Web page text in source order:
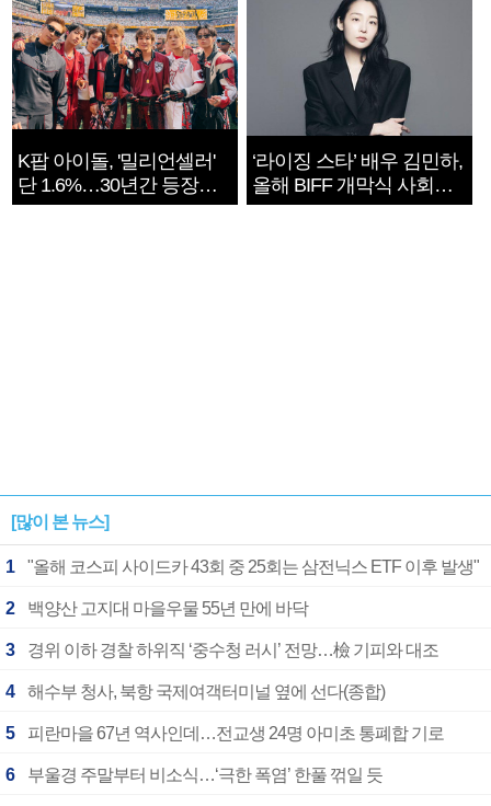
K팝 아이돌, '밀리언셀러'
단 1.6%…30년간 등장
1182개팀 전수조사
‘라이징 스타’ 배우 김민하,
올해 BIFF 개막식 사회자
확정
[많이 본 뉴스]
1 "올해 코스피 사이드카 43회 중 25회는 삼전닉스 ETF 이후 발생"
2 백양산 고지대 마을우물 55년 만에 바닥
3 경위 이하 경찰 하위직 ‘중수청 러시’ 전망…檢 기피와 대조
4 해수부 청사, 북항 국제여객터미널 옆에 선다(종합)
5 피란마을 67년 역사인데…전교생 24명 아미초 통폐합 기로
6 부울경 주말부터 비소식…‘극한 폭염’ 한풀 꺾일 듯